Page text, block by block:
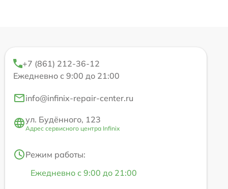
+7 (861) 212-36-12
Ежедневно с 9:00 до 21:00
info@infinix-repair-center.ru
ул. Будённого, 123
Адрес сервисного центра Infinix
Режим работы:
Ежедневно с 9:00 до 21:00